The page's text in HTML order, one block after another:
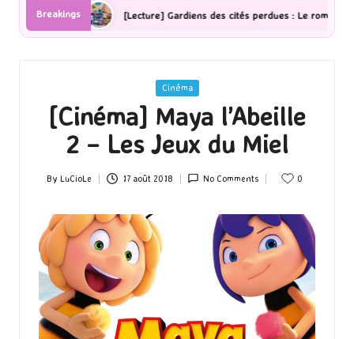
Breakings[Lecture] Gardiens des cités perdues : Le roman graphique
Posted
Cinéma
[Cinéma] Maya l’Abeille
2 – Les Jeux du Miel
Posted
By LuCioLe 17 août 2018 No Comments 0